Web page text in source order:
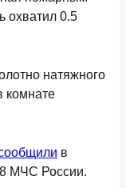
охватил 0.5
натяжного
комнате
в
МЧС России.